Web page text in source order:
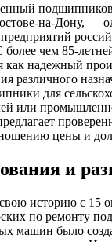
на-Дону, —
чем 85-
как надежный
различного
для
или
цены и
и
историю с 15
по ремонту
машин было